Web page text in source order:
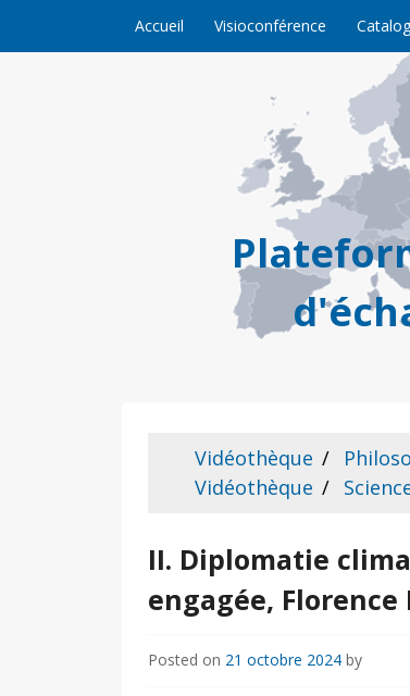
Accueil Visioconférence
Vidéothèque
Vidéothèque
II. Diplomatie
engagée, Florence
Posted on 21 octobre 2024 by